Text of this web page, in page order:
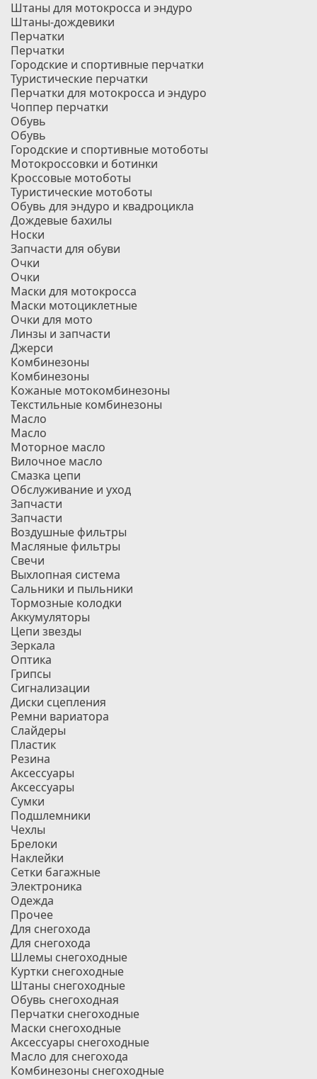
Штаны для мотокросса и эндуро
Штаны-дождевики
Перчатки
Перчатки
Городские и спортивные перчатки
Туристические перчатки
Перчатки для мотокросса и эндуро
Чоппер перчатки
Обувь
Обувь
Городские и спортивные мотоботы
Мотокроссовки и ботинки
Кроссовые мотоботы
Туристические мотоботы
Обувь для эндуро и квадроцикла
Дождевые бахилы
Носки
Запчасти для обуви
Очки
Очки
Маски для мотокросса
Маски мотоциклетные
Очки для мото
Линзы и запчасти
Джерси
Комбинезоны
Комбинезоны
Кожаные мотокомбинезоны
Текстильные комбинезоны
Масло
Масло
Моторное масло
Вилочное масло
Смазка цепи
Обслуживание и уход
Запчасти
Запчасти
Воздушные фильтры
Масляные фильтры
Свечи
Выхлопная система
Сальники и пыльники
Тормозные колодки
Аккумуляторы
Цепи звезды
Зеркала
Оптика
Грипсы
Сигнализации
Диски сцепления
Ремни вариатора
Слайдеры
Пластик
Резина
Аксессуары
Аксессуары
Сумки
Подшлемники
Чехлы
Брелоки
Наклейки
Сетки багажные
Электроника
Одежда
Прочее
Для снегохода
Для снегохода
Шлемы снегоходные
Куртки снегоходные
Штаны снегоходные
Обувь снегоходная
Перчатки снегоходные
Маски снегоходные
Аксессуары снегоходные
Масло для снегохода
Комбинезоны снегоходные